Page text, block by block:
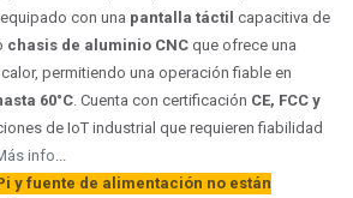
equipado con una pantalla táctil capacitiva de
chasis de aluminio CNC que ofrece una
permitiendo una operación fiable en
60°C. Cuenta con certificación CE, FCC y
de IoT industrial que requieren fiabilidad
info...
y fuente de alimentación no están